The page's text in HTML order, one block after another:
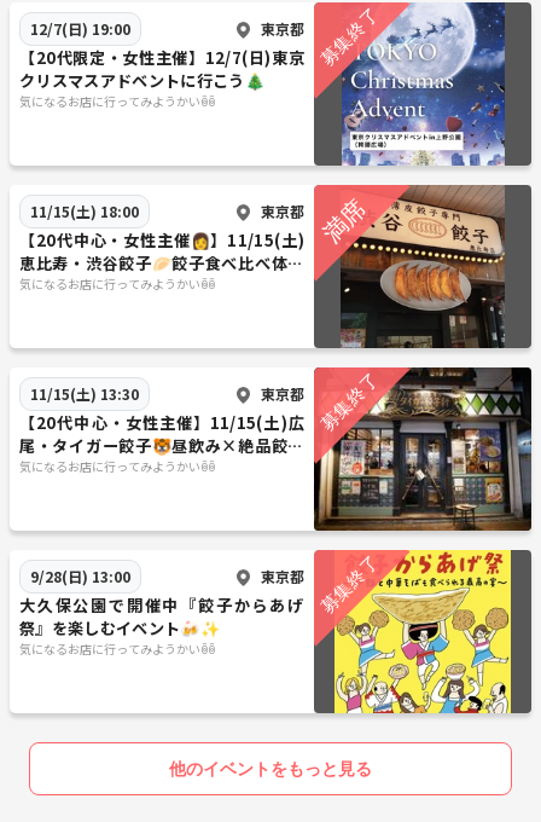
12/7(日) 19:00 東京都
【20代限定・女性主催】12/7(日)東京
クリスマスアドベントに行こう🎄
気になるお店に行ってみようかいꉺꉺ
11/15(土) 18:00 東京都
【20代中心・女性主催👩】11/15(土)
恵比寿・渋谷餃子🥟餃子食べ比べ体験
✨
気になるお店に行ってみようかいꉺꉺ
11/15(土) 13:30 東京都
【20代中心・女性主催】11/15(土)広
尾・タイガー餃子🐯昼飲み×絶品餃子
で週末リフレッシュ🍻
気になるお店に行ってみようかいꉺꉺ
9/28(日) 13:00 東京都
大久保公園で開催中『餃子からあげ
祭』を楽しむイベント🍻✨
気になるお店に行ってみようかいꉺꉺ
他のイベントをもっと見る